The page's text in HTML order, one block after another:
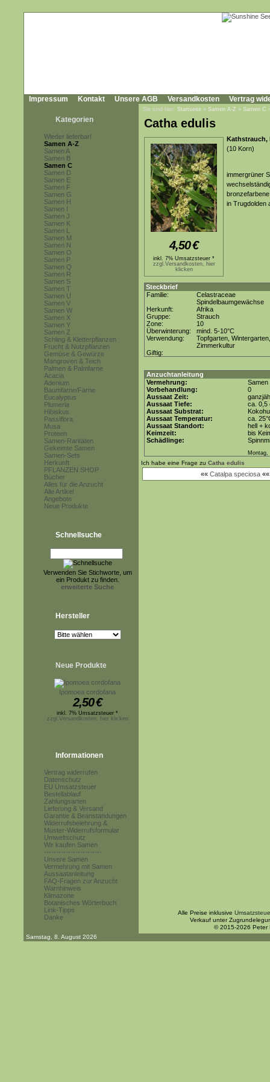
Impressum Kontakt Unsere AGB Versandkosten Vertrag
Kategorien
Wieder lieferbar!
Samen A-Z
Samen A
Samen B
Samen C
Samen D
Samen E
Samen F
Samen G
Samen H
Samen I
Samen J
Samen K
Samen L
Samen M
Samen N
Samen O
Samen P
Samen Q
Samen R
Samen S
Samen T
Samen U
Samen V
Samen W
Samen X
Samen Y
Samen Z
Schling & Kletterpflanzen
Frucht & Nutzpflanzen
Gemüse & Gewürze
Mangroven & Teich
Palmen & Palmfarne
Acacia
Adenium
Baumfarne/Farne
Eucalyptus
Plumeria
Hibiskus
Passiflora
Musa
Proteen
Samen-Raritäten
Gekeimte Samen
Samen-Sets
Herkunft
PFLANZEN SHOP
Bücher
Alles für die Anzucht
Alle Artikel
Angebote
Neue Produkte
Schnellsuche
Verwenden Sie Stichworte, um
ein Produkt zu finden.
erweiterte Suche
Hersteller
Neue Produkte
Ipomoea cordofana
2,50€
inkl. 7% Umsatzsteuer *
zzgl.Versandkosten, hier klicken
Informationen
Vertrag widerrufen
Datenschutz
EU Umsatzsteuer
Bestellablauf
Zahlungsarten
Lieferung & Versand
Garantie & Beanstandungen
Widerrufsbelehrung &
Muster-Widerrufsformular
Umweltschutz
Wir kaufen Samen
------------------------
Unsere Samen
Vermehrung mit Samen
Aussaatanleitung
FAQ-Fragen zur Anzucht
Warnhinweis
Klimazone
Botanisches Wörterbuch
Link-Tipps
Danke
Sie sind hier: Startseite » Samen A-Z » Samen C
Catha edulis
4,50€
inkl. 7% Umsatzsteuer *
zzgl.Versandkosten, hier
klicken
Kathstrauch,
(10 Korn)
immergrüner
in Trugdolden
Steckbrief
Familie:
Celastraceae
Spindelbaumgewächse
Herkunft:
Afrika
Gruppe:
Strauch
Zone:
10
Überwinterung:
mind. 5-10°C
Verwendung:
Topfgarten, Wintergarten,
Zimmerkultur
Giftig:
Anzuchtanleitung
Vermehrung:
Samen
Vorbehandlung:
0
Aussaat Zeit:
Aussaat Tiefe:
ca. 0,5
Aussaat Substrat:
Aussaat Temperatur:
ca.
Aussaat Standort:
hell +
Keimzeit:
bis
Schädlinge:
Montag,
Ich habe eine Frage zu Catha edulis
«« Catalpa speciosa
Alle Preise inklusive
Verkauf unter
© 2015-2026 Peter
Samstag, 8. August 2026